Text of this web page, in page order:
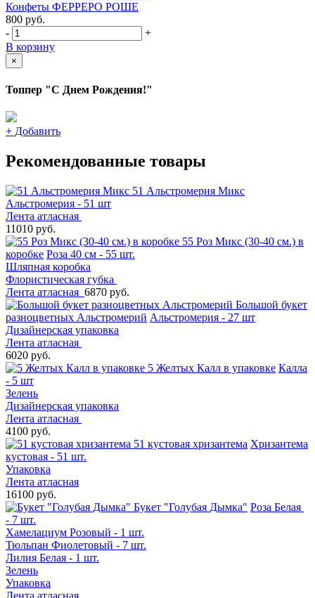
Конфеты ФЕРРЕРО РОШЕ
800 руб.
-
+
В корзину
×
Топпер "С Днем Рождения!"
+ Добавить
Рекомендованные товары
51 Альстромерия Микс
Альстромерия - 51 шт
Лента атласная
11010 руб.
55 Роз Микс (30-40 см.) в
коробке Роза 40 см - 55 шт.
Шляпная коробка
Флористическая губка
Лента атласная 6870 руб.
Большой букет
разноцветных Альстромерий Альстромерия - 27 шт
Дизайнерская упаковка
Лента атласная
6020 руб.
5 Желтых Калл в упаковке Калла
- 5 шт
Зелень
Дизайнерская упаковка
Лента атласная
4100 руб.
51 кустовая хризантема Хризантема
кустовая - 51 шт.
Упаковка
Лента атласная
16100 руб.
Букет "Голубая Дымка" Роза Белая
- 7 шт.
Хамелациум Розовый - 1 шт.
Тюльпан Фиолетовый - 7 шт.
Лилия Белая - 1 шт.
Зелень
Упаковка
Лента атласная